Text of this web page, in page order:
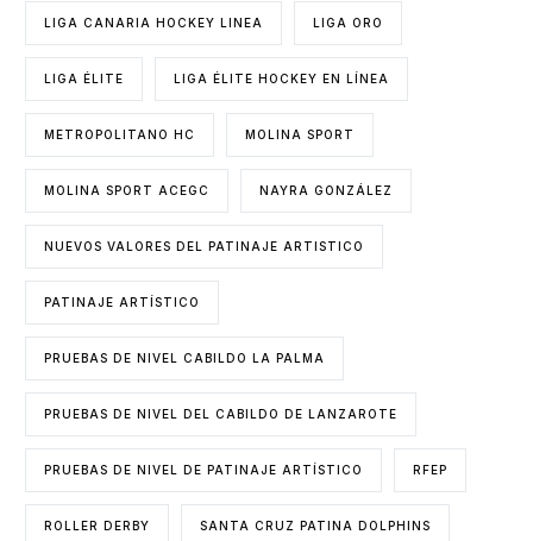
LIGA CANARIA HOCKEY LINEA LIGA ORO
LIGA ÉLITE LIGA ÉLITE HOCKEY EN LÍNEA
METROPOLITANO HC MOLINA SPORT
MOLINA SPORT ACEGC NAYRA GONZÁLEZ
NUEVOS VALORES DEL PATINAJE ARTISTICO
PATINAJE ARTÍSTICO
PRUEBAS DE NIVEL CABILDO LA PALMA
PRUEBAS DE NIVEL DEL CABILDO DE LANZAROTE
PRUEBAS DE NIVEL DE PATINAJE ARTÍSTICO RFEP
ROLLER DERBY SANTA CRUZ PATINA DOLPHINS